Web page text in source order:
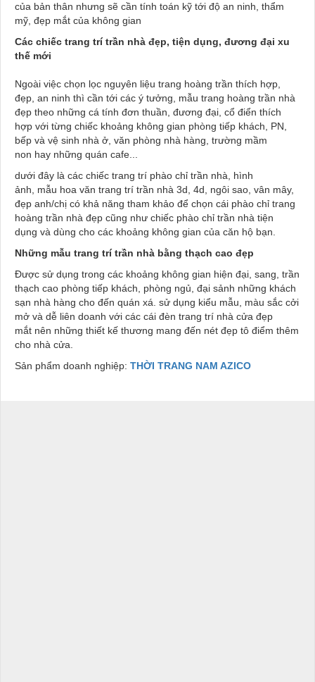
của bản thân nhưng sẽ cần tính toán kỹ tới độ an ninh, thẩm
mỹ, đẹp mắt của không gian
Các chiếc trang trí trần nhà đẹp, tiện dụng, đương đại xu
thế mới
Ngoài việc chọn lọc nguyên liệu trang hoàng trần thích hợp,
đẹp, an ninh thì cần tới các ý tưởng, mẫu trang hoàng trần nhà
đẹp theo những cá tính đơn thuần, đương đại, cổ điển thích
hợp với từng chiếc khoảng không gian phòng tiếp khách, PN,
bếp và vệ sinh nhà ở, văn phòng nhà hàng, trường mầm
non hay những quán cafe...
dưới đây là các chiếc trang trí phào chỉ trần nhà, hình
ảnh, mẫu hoa văn trang trí trần nhà 3d, 4d, ngôi sao, vân mây,
đẹp anh/chị có khả năng tham khảo để chọn cái phào chỉ trang
hoàng trần nhà đẹp cũng như chiếc phào chỉ trần nhà tiện
dụng và dùng cho các khoảng không gian của căn hộ bạn.
Những mẫu trang trí trần nhà bằng thạch cao đẹp
Được sử dụng trong các khoảng không gian hiện đại, sang, trần
thạch cao phòng tiếp khách, phòng ngủ, đại sảnh những khách
sạn nhà hàng cho đến quán xá. sử dụng kiểu mẫu, màu sắc cởi
mở và dễ liên doanh với các cái đèn trang trí nhà cửa đẹp
mắt nên những thiết kế thương mang đến nét đẹp tô điểm thêm
cho nhà cửa.
Sản phẩm doanh nghiệp: THỜI TRANG NAM AZICO